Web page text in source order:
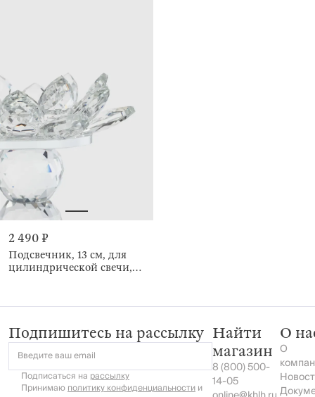
2 490 ₽
Подсвечник, 13 см, для
цилиндрической свечи,
Подпишитесь на рассылку
Введите ваш email
Подписаться на рассылку
Принимаюполитику конфиденциальностии
Найти
магазин
8 (800) 500-
14-05
О
О